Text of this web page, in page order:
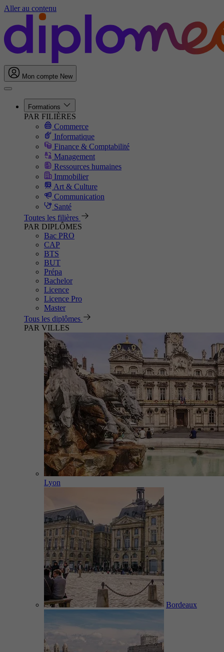
Aller au contenu
Mon compte New
Formations
PAR FILIÈRES
Commerce
Informatique
Finance & Comptabilité
Management
Ressources humaines
Immobilier
Art & Culture
Communication
Santé
Toutes les filières
PAR DIPLÔMES
Bac PRO
CAP
BTS
BUT
Prépa
Bachelor
Licence
Licence Pro
Master
Tous les diplômes
PAR VILLES
Lyon
Bordeaux